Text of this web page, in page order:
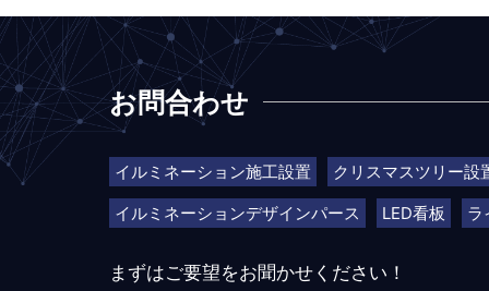
お問合わせ
イルミネーション施工設置
クリスマスツリー設
イルミネーションデザインパース
LED看板 ラ
まずはご要望をお聞かせください！